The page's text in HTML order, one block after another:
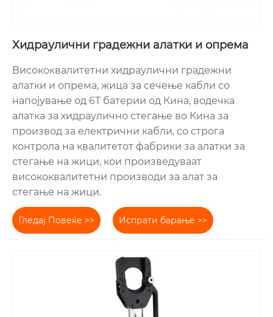
Хидраулични градежни алатки и опрема
Висококвалитетни хидраулични градежни
алатки и опрема, жица за сечење кабли со
напојување од 6T батерии од Кина, водечка
алатка за хидраулично стегање во Кина за
производ за електрични кабли, со строга
контрола на квалитетот фабрики за алатки за
стегање на жици, кои произведуваат
висококвалитетни производи за алат за
стегање на жици.
Гледај Повеќе >> Испрати барање >>